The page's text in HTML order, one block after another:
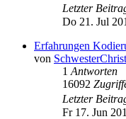
Letzter
Do 21. Jul
Erfahrungen
von
1 Antworten
16092
Letzter
Fr 17. Jun